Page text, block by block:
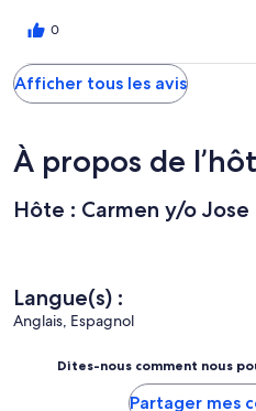
y los mejores días de nuestras 4
tiempo."
0
Afficher tous les avis
À propos de
Hôte : Carmen y/o Jose
Langue(s) :
Anglais, Espagnol
Dites-nous comment nous
Partager mes